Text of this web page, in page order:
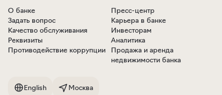
О банке
Задать вопрос
Качество обслуживания
Реквизиты
Противодействие коррупции
Пресс-центр
Карьера в банке
Инвесторам
Аналитика
Продажа и аренда
недвижимости банка
English Москва